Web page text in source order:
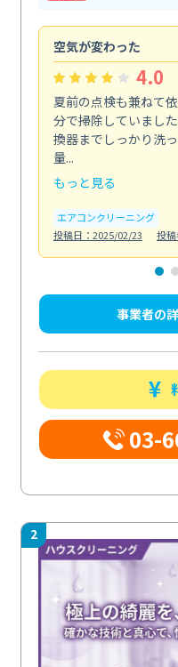
空気が変わった
4.0
夏前の点検も兼ねて
分で掃除していまし
換器までしっかり洗
量...
もっと見る
エアコンクリーニング
投稿日：2025/02/23
投
事業者の
03-
2